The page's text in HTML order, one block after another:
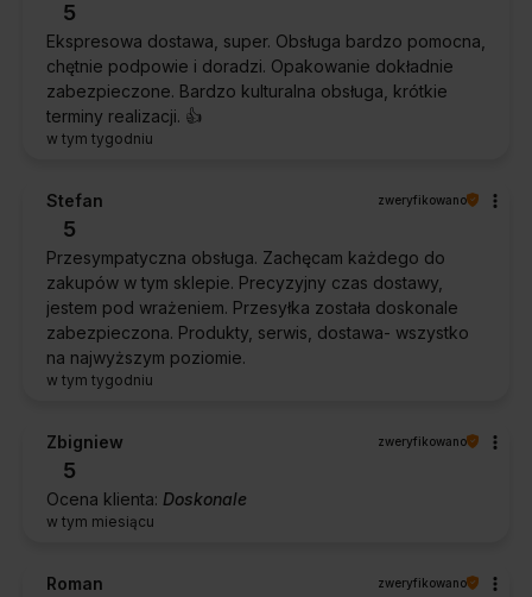
5
Ekspresowa dostawa, super. Obsługa bardzo pomocna,
chętnie podpowie i doradzi. Opakowanie dokładnie
zabezpieczone. Bardzo kulturalna obsługa, krótkie
terminy realizacji. 👍️
w tym tygodniu
Stefan zweryfikowano
5
Przesympatyczna obsługa. Zachęcam każdego do
zakupów w tym sklepie. Precyzyjny czas dostawy,
jestem pod wrażeniem. Przesyłka została doskonale
zabezpieczona. Produkty, serwis, dostawa- wszystko
na najwyższym poziomie.
w tym tygodniu
Zbigniew zweryfikowano
5
Ocena klienta: Doskonale
w tym miesiącu
Roman zweryfikowano